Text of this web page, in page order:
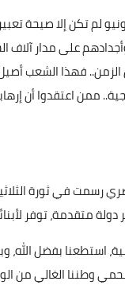
لم تكن إلا صيحة
على مدار
الزمن.. فهذا الشعب
ممن اعتقدوا أن
رسمت في ثورة
متقدمة، توفر
استطعنا بفضل
وطننا الغالي من